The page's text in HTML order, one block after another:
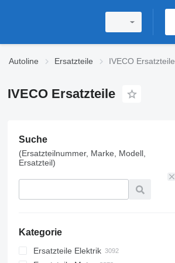
Autoline Ersatzteile IVECO Ersatzteile
IVECO Ersatzteile
Suche
(Ersatzteilnummer, Marke, Modell,
Ersatzteil)
Kategorie
Ersatzteile Elektrik